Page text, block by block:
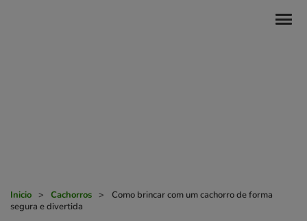
Inicio > Cachorros >
Como brincar com um cachorro de forma
segura e divertida